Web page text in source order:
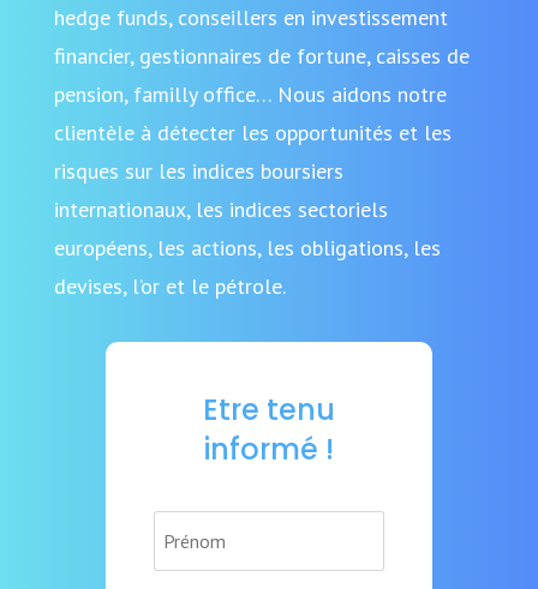
hedge funds, conseillers en investissement
financier, gestionnaires de fortune, caisses de
pension, familly office… Nous aidons notre
clientèle à détecter les opportunités et les
risques sur les indices boursiers
internationaux, les indices sectoriels
européens, les actions, les obligations, les
devises, l’or et le pétrole.
Etre tenu
informé !